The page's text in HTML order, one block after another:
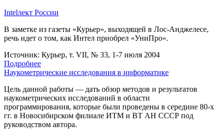
Intelлект России
В заметке из газеты «Курьер», выходящей в Лос-Анджелесе,
речь идет о том, как Интел приобрел «УниПро».
Источник: Курьер, т. VII, № 33, 1-7 июля 2004
Подробнее
Наукометрические исследования в информатике
Цель данной работы — дать обзор методов и результатов
наукометрических исследований в области
программирования, которые были проведены в середине 80-х
гг. в Новосибирском филиале ИТМ и ВТ АН СССР под
руководством автора.